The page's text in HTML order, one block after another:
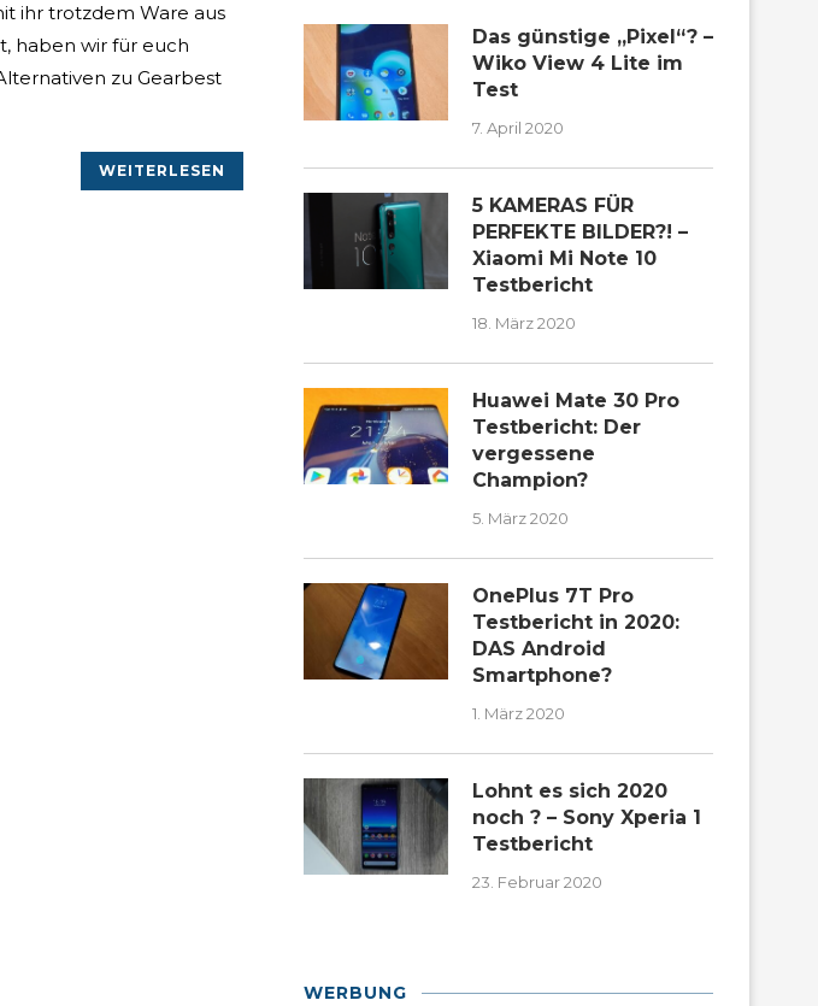
ihr trotzdem Ware aus
haben wir für euch
zu Gearbest
WEITERLESEN
Das günstige „Pixel“? –
Wiko View 4 Lite im
Test
7. April 2020
5 KAMERAS FÜR
PERFEKTE BILDER?! –
Xiaomi Mi Note 10
Testbericht
18. März 2020
Huawei Mate 30 Pro
Testbericht: Der
vergessene
Champion?
5. März 2020
OnePlus 7T Pro
Testbericht in 2020:
DAS Android
Smartphone?
1. März 2020
Lohnt es sich 2020
noch ? – Sony Xperia 1
Testbericht
23. Februar 2020
WERBUNG